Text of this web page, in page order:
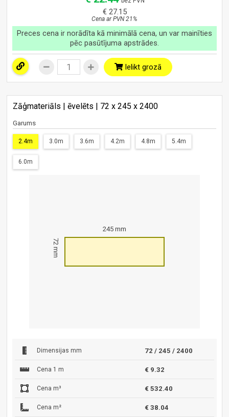
€ 27.15
Cena ar PVN 21%
Preces cena ir norādīta kā minimālā cena, un var mainīties
pēc pasūtījuma apstrādes.
Ielikt grozā
Zāģmateriāls | ēvelēts | 72 x 245 x 2400
Garums
2.4m 3.0m 3.6m 4.2m 4.8m 5.4m
6.0m
245 mm
72 mm
Dimensijas mm 72 / 245 / 2400
Cena 1 m € 9.32
Cena m³ € 532.40
Cena m² € 38.04